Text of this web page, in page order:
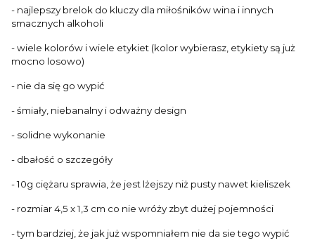
- najlepszy brelok do kluczy dla miłośników wina i innych
smacznych alkoholi
- wiele kolorów i wiele etykiet (kolor wybierasz, etykiety są już
mocno losowo)
- nie da się go wypić
- śmiały, niebanalny i odważny design
- solidne wykonanie
- dbałość o szczegóły
- 10g ciężaru sprawia, że jest lżejszy niż pusty nawet kieliszek
- rozmiar 4,5 x 1,3 cm co nie wróży zbyt dużej pojemności
- tym bardziej, że jak już wspomniałem nie da sie tego wypić